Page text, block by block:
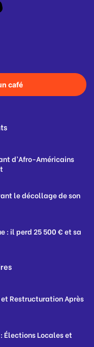
café
d’Afro-Américains
le décollage de son
: il perd 25 500 € et sa
Restructuration Après
Élections Locales et